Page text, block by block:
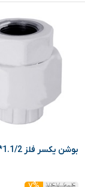
بوشن یکسر فلز 1.1/2*50 (آذین)